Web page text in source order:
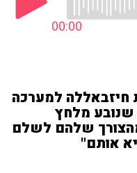
00:00
חיזבאללה למערכה
שנובע מלחץ
שלהם לשלם
אותם"